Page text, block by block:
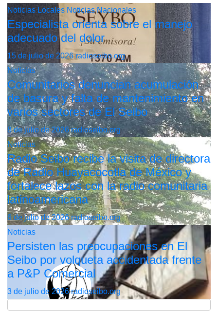
Noticias Locales Noticias Nacionales
Especialista orienta sobre el manejo
adecuado del dolor
15 de julio de 2026radioseibo.org
Noticias
Comunitarios denuncian acumulación
de basura y falta de mantenimiento en
varios sectores de El Seibo
8 de julio de 2026radioseibo.org
Noticias
Radio Seibo recibe la visita de directora
de Radio Huayacocotla de México y
fortalece lazos con la radio comunitaria
latinoamericana
6 de julio de 2026radioseibo.org
Noticias
Persisten las preocupaciones en El
Seibo por volqueta accidentada frente
a P&P Comercial
3 de julio de 2026radioseibo.org